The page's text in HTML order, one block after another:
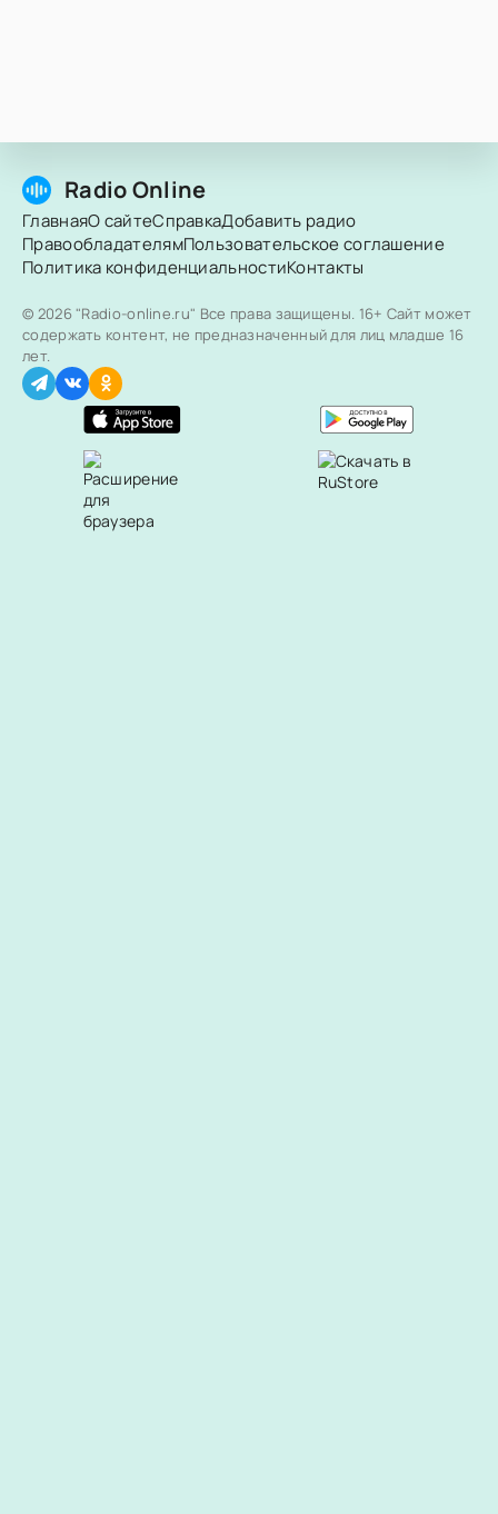
Radio Online
ГлавнаяО сайтеСправкаДобавить радио
ПравообладателямПользовательское соглашение
Политика конфиденциальностиКонтакты
© 2026 "Radio-online.ru" Все права защищены. 16+ Сайт может
содержать контент, не предназначенный для лиц младше 16
лет.